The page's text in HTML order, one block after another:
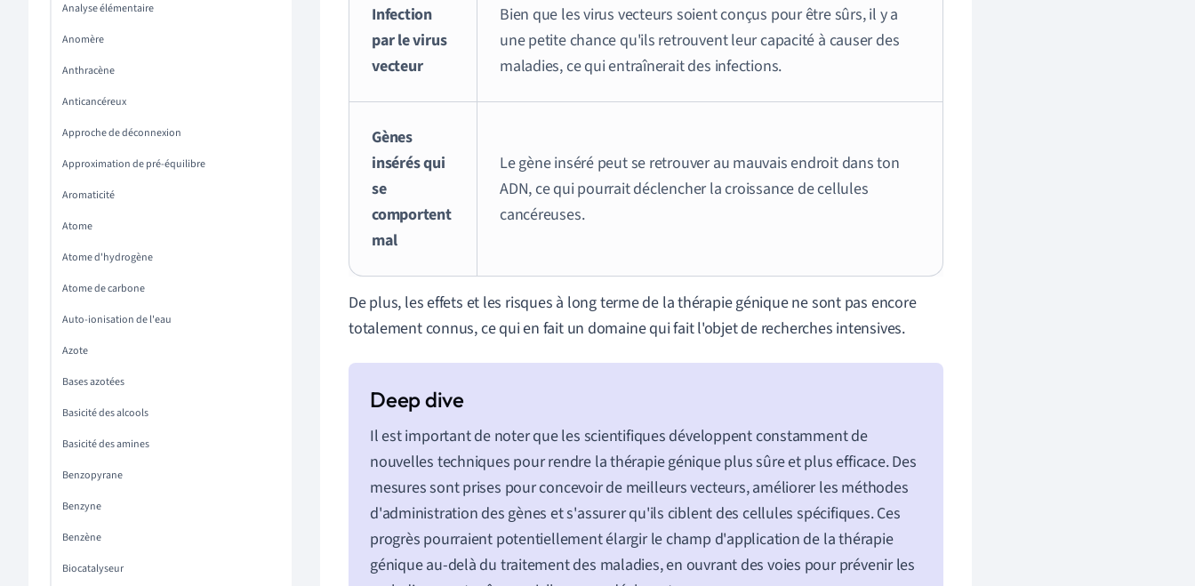
Analyse élémentaire
Anomère
Anthracène
Anticancéreux
Approche de déconnexion
Approximation de pré-équilibre
Aromaticité
Atome
Atome d'hydrogène
Atome de carbone
Auto-ionisation de l'eau
Azote
Bases azotées
Basicité des alcools
Basicité des amines
Benzopyrane
Benzyne
Benzène
Biocatalyseur
Infection
par le virus
vecteur
Bien que les virus vecteurs soient conçus pour être sûrs, il y a
une petite chance qu'ils retrouvent leur capacité à causer des
maladies, ce qui entraînerait des infections.
Gènes
insérés qui
se
comportent
mal
Le gène inséré peut se retrouver au mauvais endroit dans ton
ADN, ce qui pourrait déclencher la croissance de cellules
cancéreuses.
De plus, les effets et les risques à long terme de la thérapie génique ne sont pas encore
totalement connus, ce qui en fait un domaine qui fait l'objet de recherches intensives.
Il est important de noter que les scientifiques développent constamment de
nouvelles techniques pour rendre la thérapie génique plus sûre et plus efficace. Des
mesures sont prises pour concevoir de meilleurs vecteurs, améliorer les méthodes
d'administration des gènes et s'assurer qu'ils ciblent des cellules spécifiques. Ces
progrès pourraient potentiellement élargir le champ d'application de la thérapie
génique au-delà du traitement des maladies, en ouvrant des voies pour prévenir les